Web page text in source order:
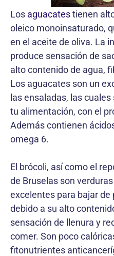
Los aguacatestienen
oleico monoinsaturado,
en el aceite de oliva. La
produce sensación de
alto contenido de agua,
Los aguacates son un
las ensaladas, las
tu alimentación, con el
Además contienen
omega 6.
El brócoli, así como el
de Bruselas son
excelentes para bajar
debido a su alto
sensación de llenura y
comer. Son poco
fitonutrientes